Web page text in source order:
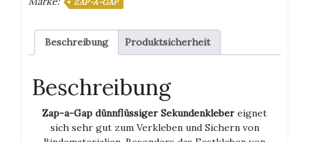
ZAP-A-GAP
Beschreibung Produktsicherheit
Beschreibung
Zap-a-Gap dünnflüssiger Sekundenkleber eignet
sich sehr gut zum Verkleben und Sichern von